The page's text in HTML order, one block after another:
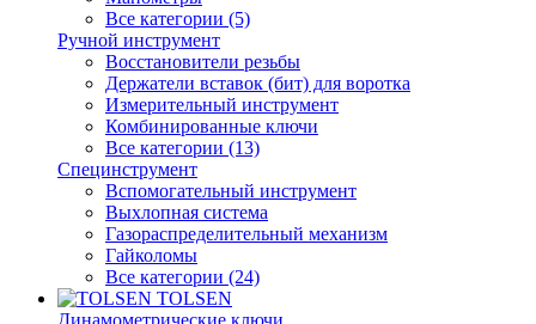
Все категории (5)
Ручной инструмент
Восстановители резьбы
Держатели вставок (бит) для воротка
Измерительный инструмент
Комбинированные ключи
Все категории (13)
Специнструмент
Вспомогательный инструмент
Выхлопная система
Газораспределительный механизм
Гайколомы
Все категории (24)
TOLSEN
Динамометрические ключи